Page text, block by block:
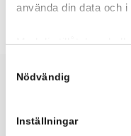
använda din data och i
kan ha en
Nödvändig
Inställningar